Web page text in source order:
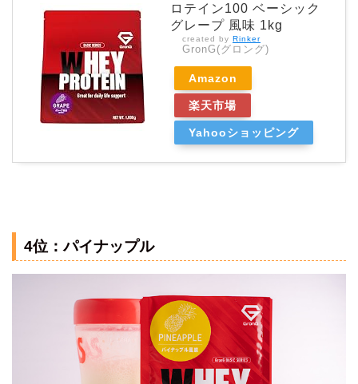
ロテイン100 ベーシック
グレープ 風味 1kg
created by Rinker
GronG(グロング)
Amazon
楽天市場
Yahooショッピング
4位：パイナップル